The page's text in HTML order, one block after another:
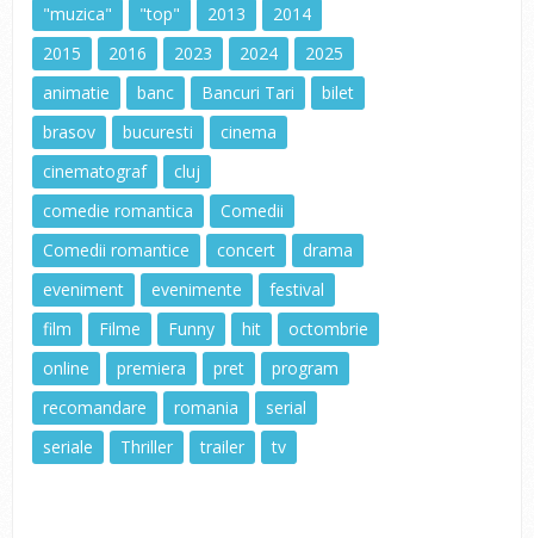
"muzica"
"top" 2013
2014
2015
2016 2023 2024
2025
animatie
banc Bancuri Tari
bilet
brasov
bucuresti
cinema
cinematograf
cluj
comedie romantica
Comedii
Comedii romantice
concert
drama
eveniment
evenimente
festival
film
Filme Funny hit
octombrie
online
premiera pret
program
recomandare
romania
serial
seriale
Thriller trailer tv